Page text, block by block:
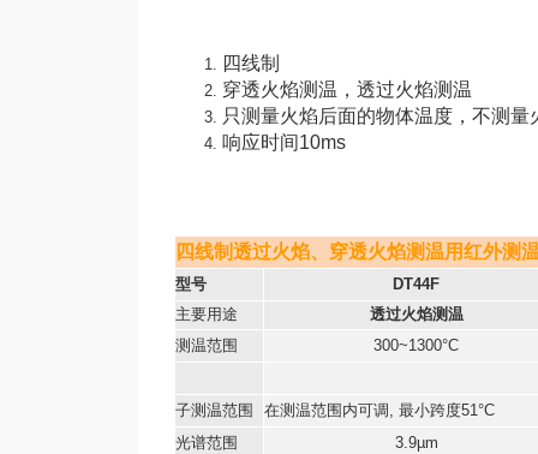
四线制
穿透火焰测温，透过火焰测温
只测量火焰后面的物体温度，不测量
响应时间10ms
四线制透过火焰、穿透火焰测温用红外测
型号
DT44F
主要用途
透过火焰测温
测温范围
300~1300°C
子测温范围 在测温范围内可调 最小跨度51°C
光谱范围
3.9µm